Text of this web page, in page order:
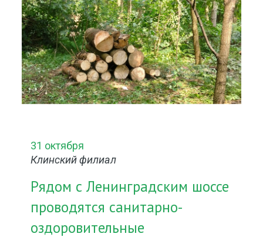
31 октября
Клинский филиал
Рядом с Ленинградским шоссе
проводятся санитарно-
оздоровительные